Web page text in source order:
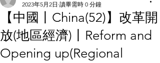
【中國丨China(52)】改革開
放(地區經濟)丨Reform and
Opening up(Regional
2023年5月2日 讀畢需時 0 分鐘